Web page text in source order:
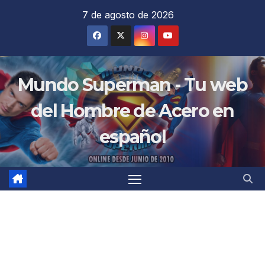
7 de agosto de 2026
Mundo Superman - Tu web
del Hombre de Acero en
español